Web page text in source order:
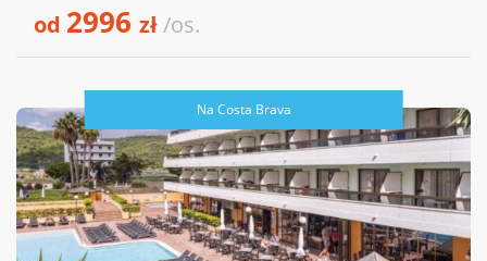
od 2996 zł/os.
Na Costa Brava